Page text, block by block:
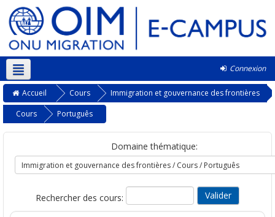
Connexion
Français ‎(fr)‎
Accueil Cours
Immigration et gouvernance des frontières
Cours
Português
Domaine thématique:
Rechercher des cours: